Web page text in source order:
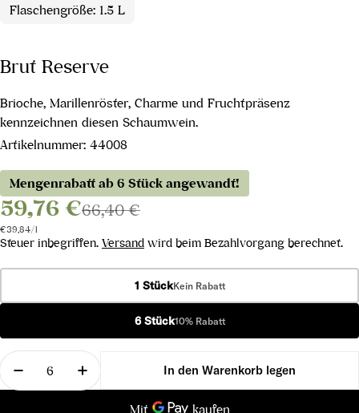
Flaschengröße: 1.5 L
Brut Reserve
Brioche, Marillenröster, Charme und Fruchtpräsenz
kennzeichnen diesen Schaumwein.
Artikelnummer: 44008
Mengenrabatt ab 6 Stück angewandt!
59,76 €66,40 €
Stückpreis
€39,84/pro
l
Steuer inbegriffen. Versand wird beim Bezahlvorgang berechnet.
1 StückKein Rabatt
6 Stück10% Rabatt
Menge
Menge für Brut Reserve verringern
Menge für Brut Reserve erhöhen
In den Warenkorb legen